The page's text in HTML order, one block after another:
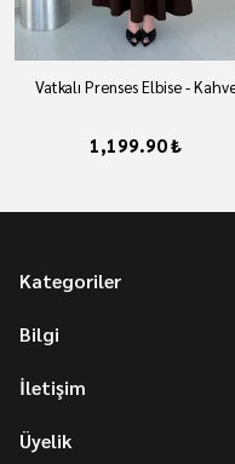
Vatkalı Prenses Elbise -
1,199.90 ₺
Kategoriler
Bilgi
İletişim
Üyelik